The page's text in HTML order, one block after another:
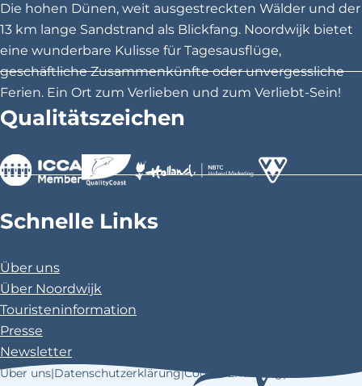
Die hohen Dünen, weit ausgestreckten Wälder und der
13 km lange Sandstrand als Blickfang. Noordwijk bietet
eine wunderbare Kulisse für Tagesausflüge,
geschäftliche Zusammenkünfte oder unvergessliche
Ferien. Ein Ort zum Verlieben und zum Verliebt-Sein!
Qualitätszeichen
Schnelle Links
Über uns
Über Noordwijk
Touristeninformation
Presse
Newsletter
Über uns|Datenschutzerklärung|Cookie-Erklärung